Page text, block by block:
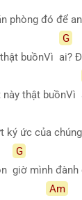
phòng đó để
buồnVì
G
ai?
thật buồnVì
ký ức của
G
giờ mình
Am